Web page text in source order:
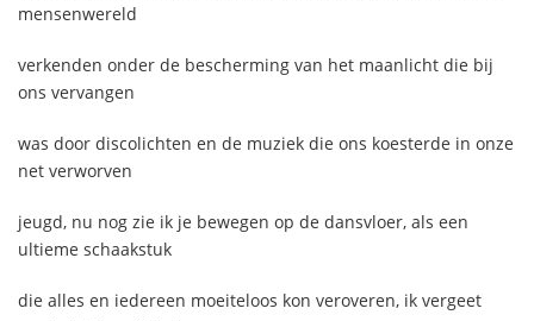
mensenwereld
verkenden onder de bescherming van het maanlicht die bij
ons vervangen
was door discolichten en de muziek die ons koesterde in onze
net verworven
jeugd, nu nog zie ik je bewegen op de dansvloer, als een
ultieme schaakstuk
die alles en iedereen moeiteloos kon veroveren, ik vergeet